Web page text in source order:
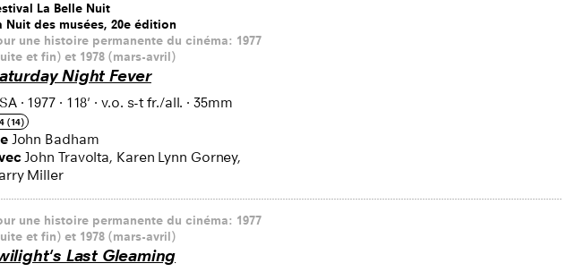
La Belle Nuit
Nuit des musées, 20e édition
une histoire permanente du cinéma: 1977
et fin) et 1978 (mars-avril)
Night Fever
· 1977· 118' · v.o. s-t fr./all. ·35mm
(14)
John Badham
John Travolta, Karen Lynn Gorney,
Miller
une histoire permanente du cinéma: 1977
et fin) et 1978 (mars-avril)
Last Gleaming